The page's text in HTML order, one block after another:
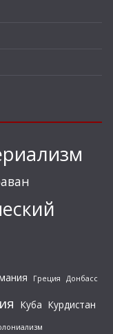
Греция Донбасс
Куба Курдистан